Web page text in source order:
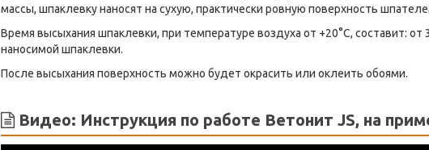
массы, шпаклевку наносят на сухую, практически ровную поверхность
Время высыхания шпаклевки, при температуре воздуха от +20°С, составит:
наносимой шпаклевки.
После высыхания поверхность можно будет окрасить или оклеить обоями.
Видео: Инструкция по работе Ветонит JS, на